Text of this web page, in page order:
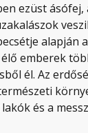
ezüst
alapján
emberek
él. Az
és a